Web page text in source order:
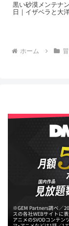
黒い砂漠メンテナ
日｜イザベラと大
ホーム